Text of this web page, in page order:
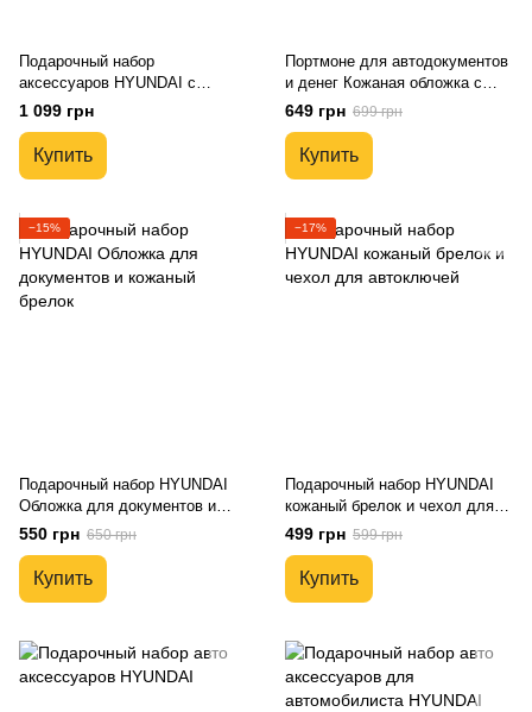
Подарочный набор
аксессуаров HYUNDAI с
логотипом авто Натуральная
кожа премиум сегмент
1 099 грн
Купить
Портмоне для автодокументов
и денег Кожаная обложка с
логотипом HYUNDAI и гос.
номером авто
649 грн 699 грн
Купить
−15%
Подарочный набор HYUNDAI
Обложка для документов и
кожаный брелок
550 грн 650 грн
Купить
−17%
Подарочный набор HYUNDAI
кожаный брелок и чехол для
автоключей
499 грн 599 грн
Купить